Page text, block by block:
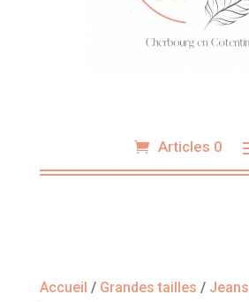
Articles 0
Accueil / Grandes tailles / Jeans